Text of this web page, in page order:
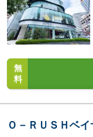
無
料
Ｏ－ＲＵＳＨベ